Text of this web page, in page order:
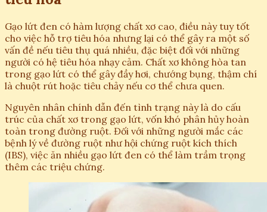
Gạo lứt đen có hàm lượng chất xơ cao, điều này tuy tốt
cho việc hỗ trợ tiêu hóa nhưng lại có thể gây ra một số
vấn đề nếu tiêu thụ quá nhiều, đặc biệt đối với những
người có hệ tiêu hóa nhạy cảm. Chất xơ không hòa tan
trong gạo lứt có thể gây đầy hơi, chướng bụng, thậm chí
là chuột rút hoặc tiêu chảy nếu cơ thể chưa quen.
Nguyên nhân chính dẫn đến tình trạng này là do cấu
trúc của chất xơ trong gạo lứt, vốn khó phân hủy hoàn
toàn trong đường ruột. Đối với những người mắc các
bệnh lý về đường ruột như hội chứng ruột kích thích
(IBS), việc ăn nhiều gạo lứt đen có thể làm trầm trọng
thêm các triệu chứng.